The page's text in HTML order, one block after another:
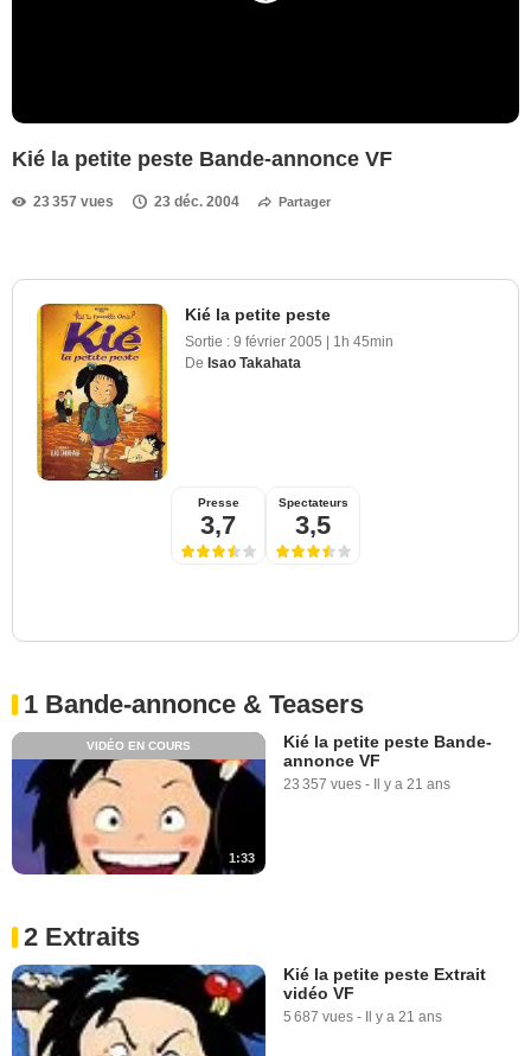
Kié la petite peste Bande-annonce VF
23 357 vues 23 déc. 2004 Partager
Kié la petite peste
Sortie : 9 février 2005 | 1h 45min
De Isao Takahata
Presse
3,7
Spectateurs
3,5
1 Bande-annonce & Teasers
1:33
VIDÉO EN COURS
Kié la petite peste Bande-
annonce VF
23 357 vues - Il y a 21 ans
2 Extraits
Kié la petite peste Extrait
vidéo VF
5 687 vues - Il y a 21 ans